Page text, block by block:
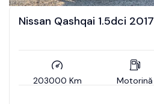
Nissan Qashqai 1.5dci 2017
203000 Km Motorină